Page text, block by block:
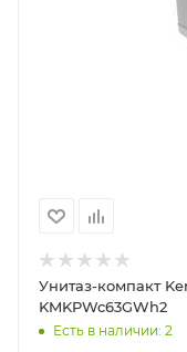
Унитаз-компакт
KMKPWc63GWh2
Есть в наличии: 2